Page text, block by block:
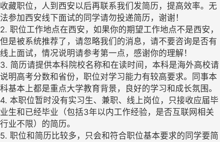
收藏职位，人到西安以后再联系我们发简历，提高效率。无
法参加西安线下面试的同学请勿投递简历，谢谢！
2. 职位工作地点在西安，如果你的期望工作地点不是西安，
但是被系统推荐了，请忽略我们的消息，请不要咨询是否有
线上面试，情况说明请参考第一点，感谢你的理解！
3. 简历请提供本科院校名称和在读时间，本科是海外高校请
说明高考分数和省份，职位对学习能力有较高要求。同事本
科基本上都是重点大学教育背景，良好的学习和成长氛围。
4. 本职位暂时没有实习生、兼职、线上岗位，只接收应届毕
业生和已经毕业（包括3年以内工作经验，是否互联网相关
行业不限）的简历。
5. 职位和简历比较多，只会和符合职位基本要求的同学要简